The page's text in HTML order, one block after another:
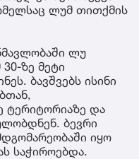
ლუმ თითქმის
ლუ
ზე მეტი
ბავშვებს ისინი
ტერიტორიაზე და
ბევრი
იყო
საჭიროებდა.